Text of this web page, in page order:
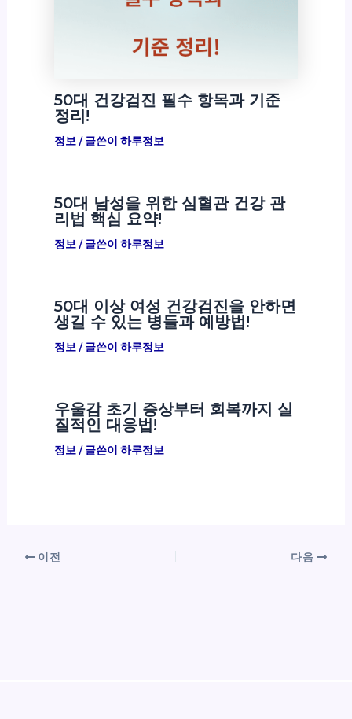
50대 건강검진 필수 항목과 기준
정리!
정보/ 글쓴이 하루정보
50대 남성을 위한 심혈관 건강 관
리법 핵심 요약!
정보/ 글쓴이 하루정보
50대 이상 여성 건강검진을 안하면
생길 수 있는 병들과 예방법!
정보/ 글쓴이 하루정보
우울감 초기 증상부터 회복까지 실
질적인 대응법!
정보/ 글쓴이 하루정보
이전 다음